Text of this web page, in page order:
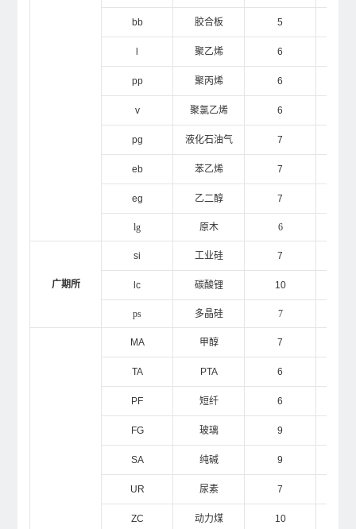
bb 胶合板 5
聚乙烯 6
pp 聚丙烯 6
v 聚氯乙烯 6
pg 液化石油气 7
eb 苯乙烯 7
eg 乙二醇 7
lg 原木 6
广期所
si 工业硅 7
lc 碳酸锂 10
ps 多晶硅 7
MA 甲醇 7
TA PTA 6
PF 短纤 6
FG 玻璃 9
SA 纯碱 9
UR 尿素 7
ZC 动力煤 10